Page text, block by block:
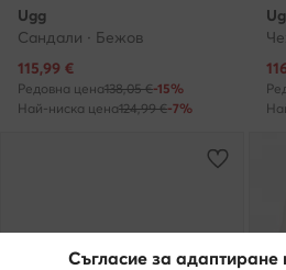
Ugg
Сандали · Бежов
Актуална цена
115,99 €
Редовна цена138,05 €-15%
Най-ниска цена124,99 €-7%
Съгласие за адаптиране